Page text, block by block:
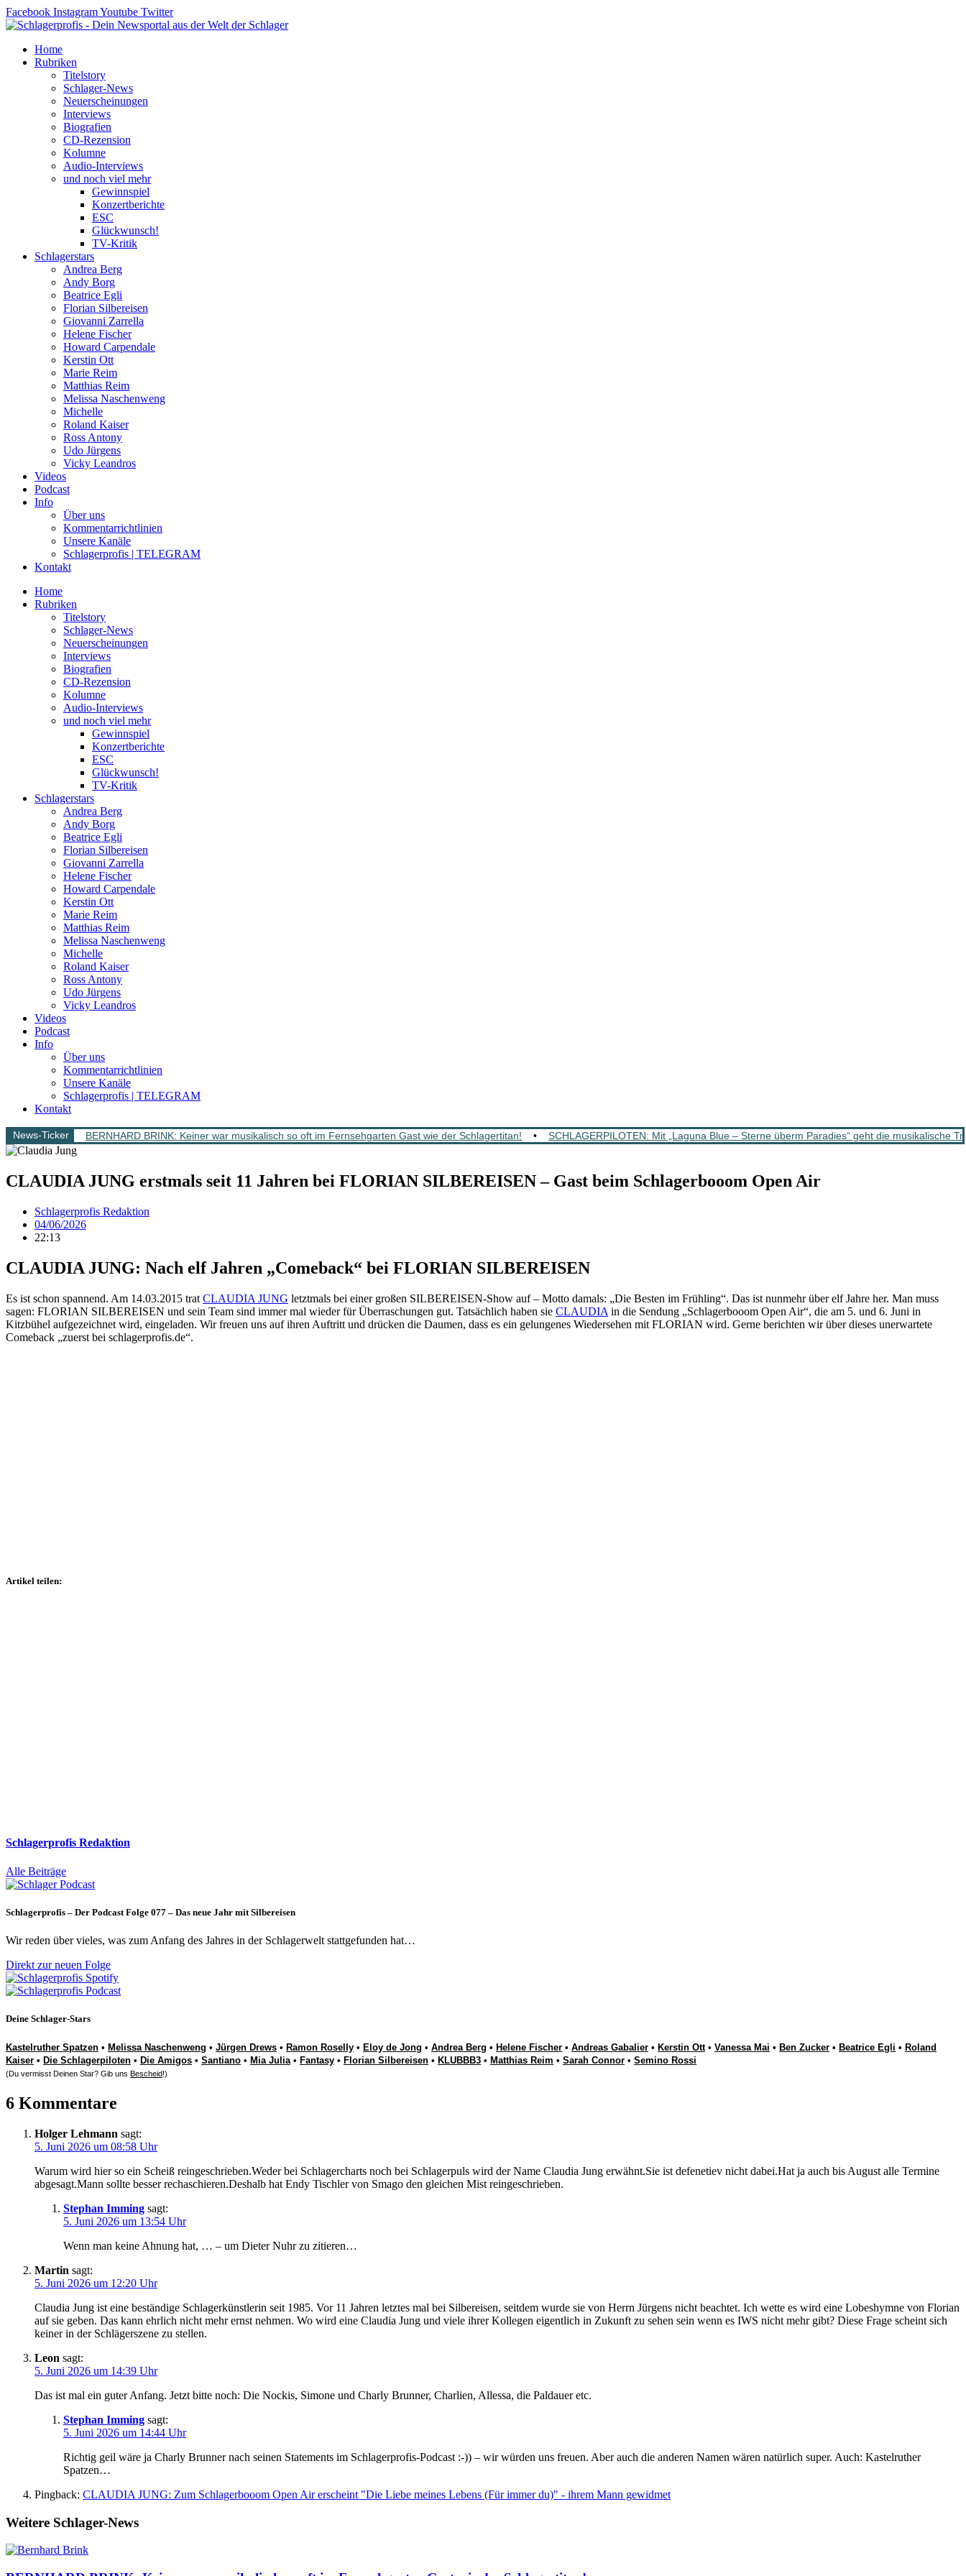
Zum
Inhalt
Facebook InstagramYoutube Twitter
Home
Rubriken
Titelstory
Schlager-News
Neuerscheinungen
Interviews
Biografien
CD-Rezension
Kolumne
Audio-Interviews
und noch viel mehr
Gewinnspiel
Konzertberichte
ESC
Glückwunsch!
TV-Kritik
Schlagerstars
Andrea Berg
Andy Borg
Beatrice Egli
Florian Silbereisen
Giovanni Zarrella
Helene Fischer
Howard Carpendale
Kerstin Ott
Marie Reim
Matthias Reim
Melissa Naschenweng
Michelle
Roland Kaiser
Ross Antony
Udo Jürgens
Vicky Leandros
Videos
Podcast
Info
Über uns
Kommentarrichtlinien
Unsere Kanäle
Schlagerprofis | TELEGRAM
Kontakt
Home
Rubriken
Titelstory
Schlager-News
Neuerscheinungen
Interviews
Biografien
CD-Rezension
Kolumne
Audio-Interviews
und noch viel mehr
Gewinnspiel
Konzertberichte
ESC
Glückwunsch!
TV-Kritik
Schlagerstars
Andrea Berg
Andy Borg
Beatrice Egli
Florian Silbereisen
Giovanni Zarrella
Helene Fischer
Howard Carpendale
Kerstin Ott
Marie Reim
Matthias Reim
Melissa Naschenweng
Michelle
Roland Kaiser
Ross Antony
Udo Jürgens
Vicky Leandros
Videos
Podcast
Info
Über uns
Kommentarrichtlinien
Unsere Kanäle
Schlagerprofis | TELEGRAM
Kontakt
News-Ticker BERNHARD BRINK: Keiner war musikalisch so oft im Fernsehgarten Gast wie der Schlagertitan! • SCHLAGERPILOTEN: Mit „Laguna Blue – Sterne überm Paradies“ geht die musikalische
CLAUDIA JUNG erstmals seit 11 Jahren bei FLORIAN SILBEREISEN – Gast beim Schlagerbooom Open Air
Schlagerprofis Redaktion
04/06/2026
22:13
CLAUDIA JUNG: Nach elf Jahren „Comeback“ bei FLORIAN SILBEREISEN
Es ist schon spannend. Am 14.03.2015 trat CLAUDIA JUNG letztmals bei einer großen SILBEREISEN-Show auf – Motto damals: „Die Besten im Frühling“. Das ist nunmehr über elf Jahre her. Man muss
sagen: FLORIAN SILBEREISEN und sein Team sind immer mal wieder für Überraschungen gut. Tatsächlich haben sie CLAUDIA in die Sendung „Schlagerbooom Open Air“, die am 5. und 6. Juni in
Kitzbühel aufgezeichnet wird, eingeladen. Wir freuen uns auf ihren Auftritt und drücken die Daumen, dass es ein gelungenes Wiedersehen mit FLORIAN wird. Gerne berichten wir über dieses unerwartete
Comeback „zuerst bei schlagerprofis.de“.
Artikel teilen:
Schlagerprofis Redaktion
Alle Beiträge
Schlagerprofis – Der Podcast Folge 077 – Das neue Jahr mit Silbereisen
Wir reden über vieles, was zum Anfang des Jahres in der Schlagerwelt stattgefunden hat…
Direkt zur neuen Folge
Deine Schlager-Stars
Kastelruther Spatzen • Melissa Naschenweng • Jürgen Drews • Ramon Roselly • Eloy de Jong • Andrea Berg • Helene Fischer • Andreas Gabalier • Kerstin Ott• Vanessa Mai • Ben Zucker • Beatrice Egli • Roland
Kaiser • Die Schlagerpiloten • Die Amigos • Santiano • Mia Julia• Fantasy • Florian Silbereisen • KLUBBB3 • Matthias Reim • Sarah Connor • Semino Rossi
(Du vermisst Deinen Star? Gib uns Bescheid!)
6 Kommentare
Holger Lehmann sagt:
5. Juni 2026 um 08:58 Uhr
Warum wird hier so ein Scheiß reingeschrieben.Weder bei Schlagercharts noch bei Schlagerpuls wird der Name Claudia Jung erwähnt.Sie ist defenetiev nicht dabei.Hat ja auch bis August alle Termine
abgesagt.Mann sollte besser rechaschieren.Deshalb hat Endy Tischler von Smago den gleichen Mist reingeschrieben.
Stephan Imming sagt:
5. Juni 2026 um 13:54 Uhr
Wenn man keine Ahnung hat, … – um Dieter Nuhr zu zitieren…
Martin sagt:
5. Juni 2026 um 12:20 Uhr
Claudia Jung ist eine beständige Schlagerkünstlerin seit 1985. Vor 11 Jahren letztes mal bei Silbereisen, seitdem wurde sie von Herrn Jürgens nicht beachtet. Ich wette es wird eine Lobeshymne von Florian
auf sie geben. Das kann ehrlich nicht mehr ernst nehmen. Wo wird eine Claudia Jung und viele ihrer Kollegen eigentlich in Zukunft zu sehen sein wenn es IWS nicht mehr gibt? Diese Frage scheint sich
keiner in der Schlägerszene zu stellen.
Leon sagt:
5. Juni 2026 um 14:39 Uhr
Das ist mal ein guter Anfang. Jetzt bitte noch: Die Nockis, Simone und Charly Brunner, Charlien, Allessa, die Paldauer etc.
Stephan Imming sagt:
5. Juni 2026 um 14:44 Uhr
Richtig geil wäre ja Charly Brunner nach seinen Statements im Schlagerprofis-Podcast :-)) – wir würden uns freuen. Aber auch die anderen Namen wären natürlich super. Auch: Kastelruther
Spatzen…
Pingback: CLAUDIA JUNG: Zum Schlagerbooom Open Air erscheint "Die Liebe meines Lebens (Für immer du)" - ihrem Mann gewidmet
Weitere Schlager-News